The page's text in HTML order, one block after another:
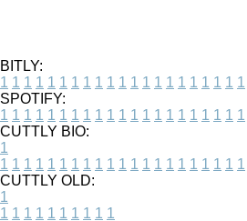
BITLY:
1 1 1 1 1 1 1 1 1 1 1 1 1 1 1 1 1 1 1 1 1
SPOTIFY:
1 1 1 1 1 1 1 1 1 1 1 1 1 1 1 1 1 1 1 1 1
CUTTLY BIO:
1
1 1 1 1 1 1 1 1 1 1 1 1 1 1 1 1 1 1 1 1 1
CUTTLY OLD:
1
1 1 1 1 1 1 1 1 1 1